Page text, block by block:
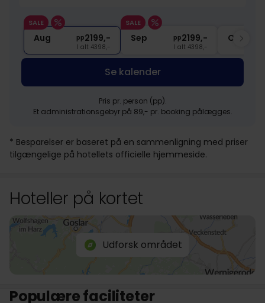
SALE
Aug pp2199,-
I alt 4398,-
SALE
Sep pp2199,-
I alt 4398,-
Okt
Se kalender
Pris pr. person (pp).
Et administrationsgebyr på 89,- pr. booking pålægges.
* Besparelser er baseret på en sammenligning med priser
tilgængelige på hotellets officielle hjemmeside.
Hoteller på kortet
Udforsk området
Populære faciliteter